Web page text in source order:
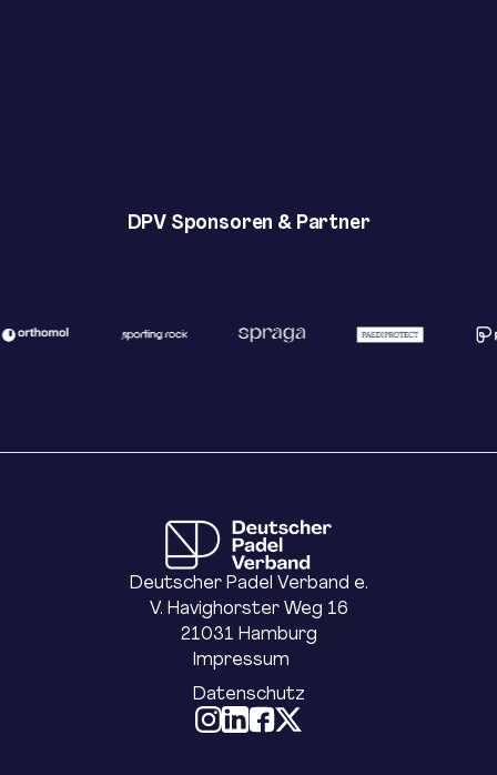
DPV Sponsoren & Partner
Deutscher Padel Verband e.
V. Havighorster Weg 16
21031 Hamburg
Impressum
Datenschutz